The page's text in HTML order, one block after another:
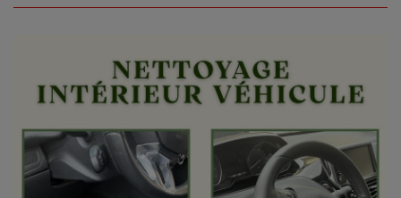
L'ÉQUIPE
C'ÉTAIT QUOI CE TITRE ?
MÉDIAS
PODCASTS - SAISON 2026/2027